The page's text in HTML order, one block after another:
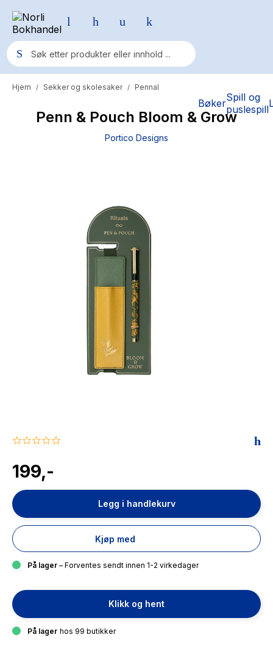
BøkerSpill og
puslespill
Populære søk
Pokemon
Hypopressiv trening
The Housemaid
Hjem / Sekker og skolesaker / Pennal
Penn & Pouch Bloom & Grow
Portico Designs
0.0
rating
199,-
Legg i handlekurv
Kjøp med
På lager – Forventes sendt innen 1-2 virkedager
Klikk og hent
På lager hos 99 butikker